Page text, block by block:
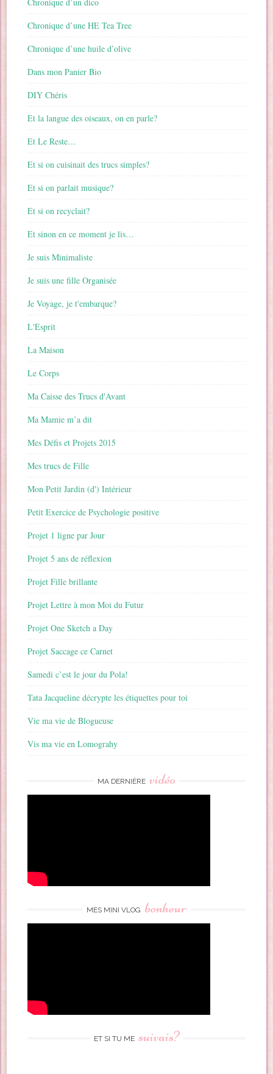
Chronique d’une HE Tea Tree
Chronique d’une huile d’olive
Dans mon Panier Bio
DIY Chéris
Et la langue des oiseaux, on en parle?
Et Le Reste…
Et si on cuisinait des trucs simples?
Et si on parlait musique?
Et si on recyclait?
Et sinon en ce moment je lis…
Je suis Minimaliste
Je suis une fille Organisée
Je Voyage, je t'embarque?
L'Esprit
La Maison
Le Corps
Ma Caisse des Trucs d'Avant
Ma Mamie m’a dit
Mes Défis et Projets 2015
Mes trucs de Fille
Mon Petit Jardin (d') Intérieur
Petit Exercice de Psychologie positive
Projet 1 ligne par Jour
Projet 5 ans de réflexion
Projet Fille brillante
Projet Lettre à mon Moi du Futur
Projet One Sketch a Day
Projet Saccage ce Carnet
Samedi c’est le jour du Pola!
Tata Jacqueline décrypte les étiquettes pour toi
Vie ma vie de Blogueuse
Vis ma vie en Lomograhy
MA DERNIÈRE vidéo
MES MINI VLOG bonheur
ET SI TU ME suivais?